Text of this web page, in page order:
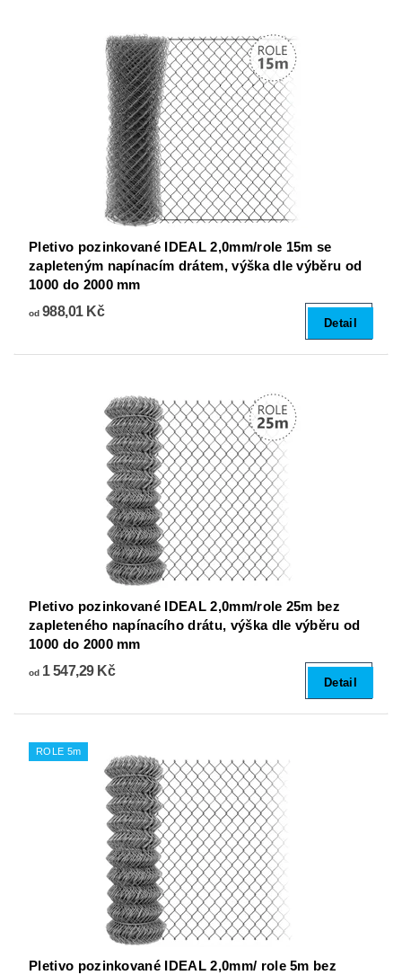
Pletivo pozinkované IDEAL 2,0mm/role 15m se
zapleteným napínacím drátem, výška dle výběru od
1000 do 2000 mm
od988,01 Kč
Detail
Pletivo pozinkované IDEAL 2,0mm/role 25m bez
zapleteného napínacího drátu, výška dle výběru od
1000 do 2000 mm
od1 547,29 Kč
Detail
ROLE 5m
Pletivo pozinkované IDEAL 2,0mm/ role 5m bez